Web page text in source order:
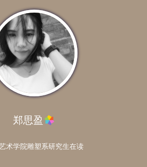
郑思盈
术学院雕塑系研究生在读